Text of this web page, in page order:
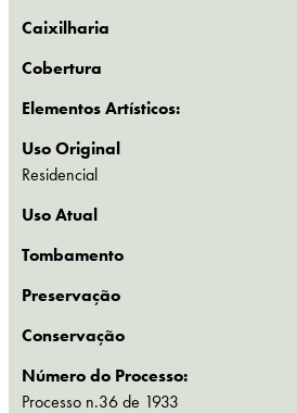
Caixilharia
Cobertura
Elementos Artísticos:
Uso Original
Residencial
Uso Atual
Tombamento
Preservação
Conservação
Número do Processo:
Processo n.36 de 1933